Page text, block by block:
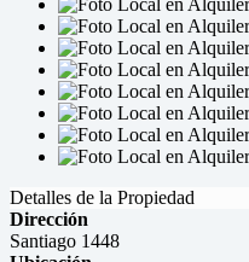
Detalles de la Propiedad
Dirección
Santiago 1448